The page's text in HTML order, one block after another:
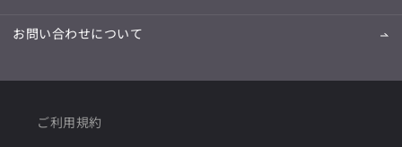
お問い合わせについて
ご利用規約